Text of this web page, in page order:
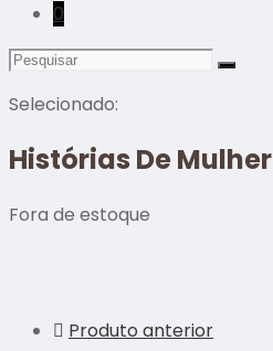
0
Selecionado:
Histórias De Mulher
Fora de estoque
Produto anterior